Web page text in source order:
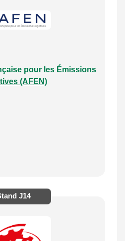
pour les Émissions
(AFEN)
J14